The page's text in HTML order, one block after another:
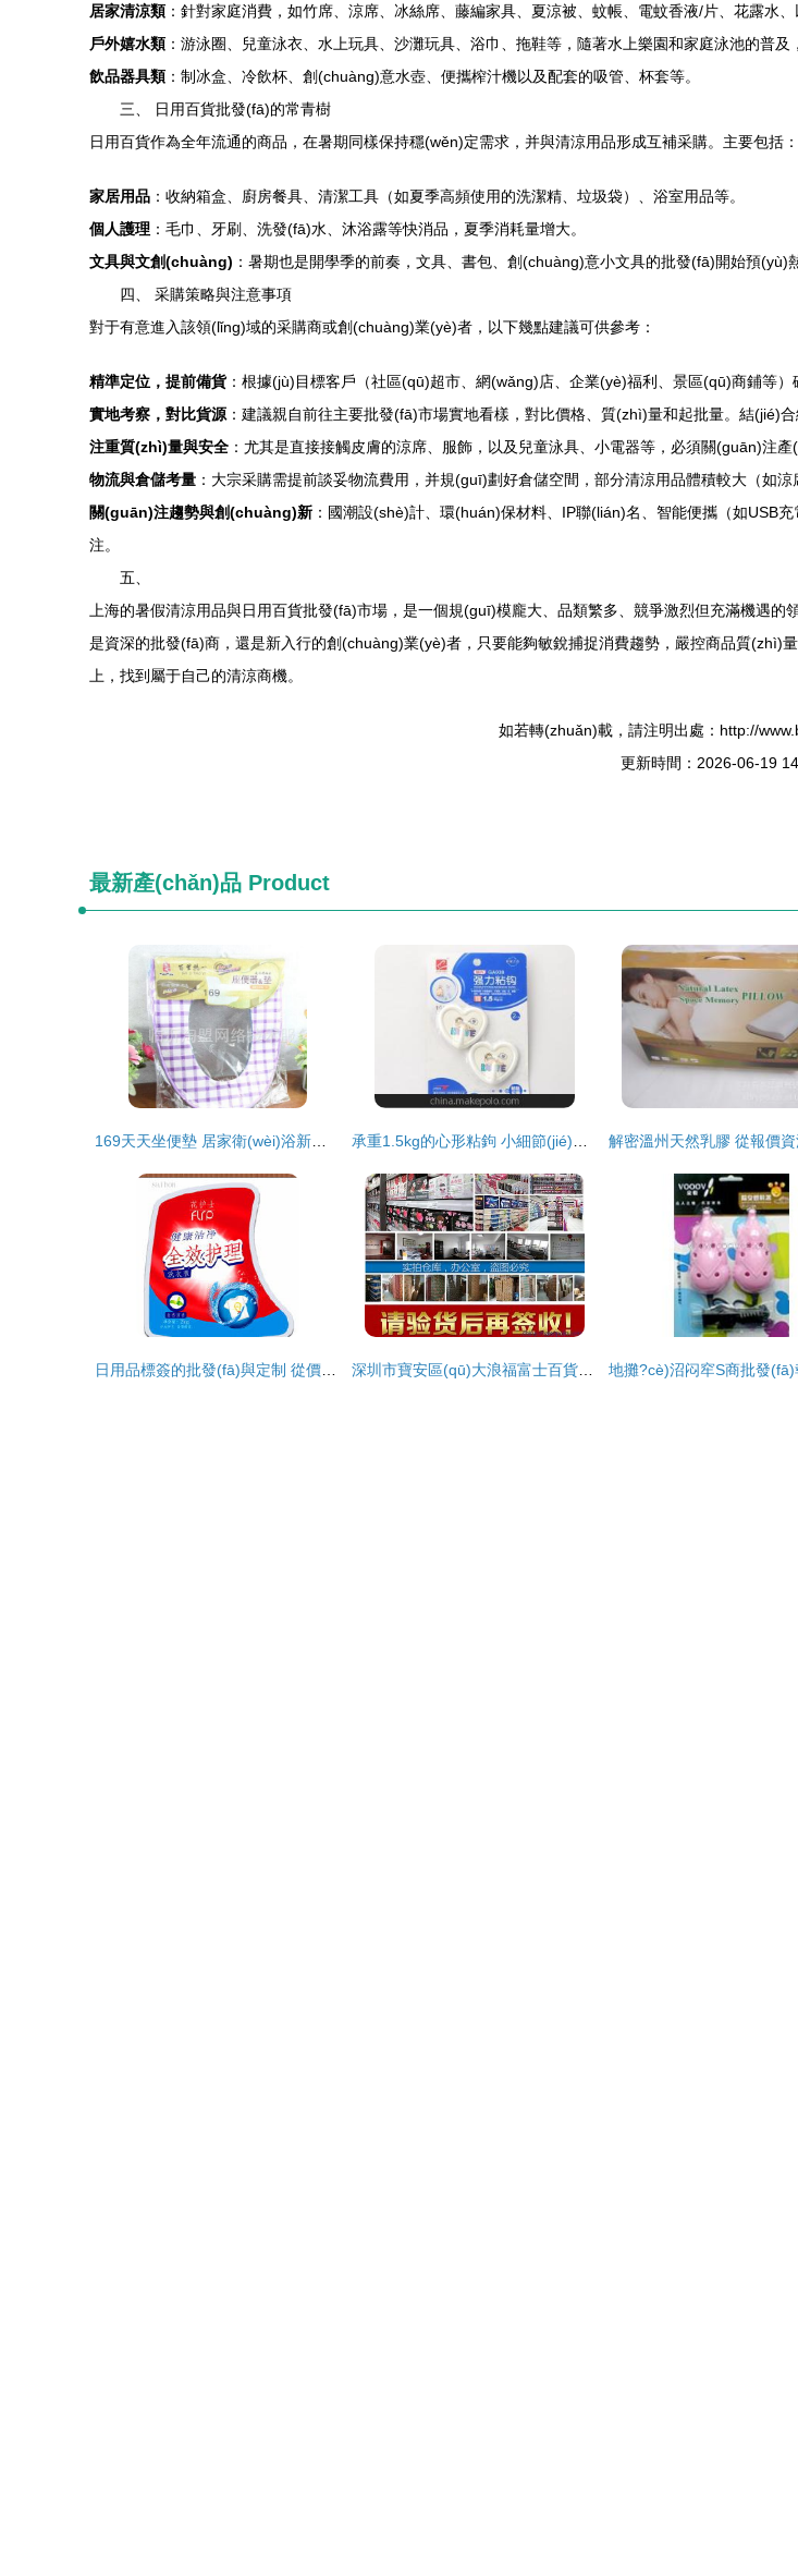
居家清涼類 ：針對家庭消費，如竹席、涼席、冰絲席、藤編家具、夏涼被、蚊帳、電蚊香液/片、花露水
戶外嬉水類 ：游泳圈、兒童泳衣、水上玩具、沙灘玩具、浴巾、拖鞋等，隨著水上樂園和家庭泳池的普及
飲品器具類 ：制冰盒、冷飲杯、創(chuàng)意水壺、便攜榨汁機以及配套的吸管、杯套等。
三、 日用百貨批發(fā)的常青樹
日用百貨作為全年流通的商品，在暑期同樣保持穩(wěn)定需求，并與清涼用品形成互補采購。主要包括：
家居用品 ：收納箱盒、廚房餐具、清潔工具（如夏季高頻使用的洗潔精、垃圾袋）、浴室用品等。
個人護理 ：毛巾、牙刷、洗發(fā)水、沐浴露等快消品，夏季消耗量增大。
文具與文創(chuàng) ：暑期也是開學季的前奏，文具、書包、創(chuàng)意小文具的批發(fā)開始預(yù)熱
四、 采購策略與注意事項
對于有意進入該領(lǐng)域的采購商或創(chuàng)業(yè)者，以下幾點建議可供參考：
精準定位，提前備貨：根據(jù)目標客戶（社區(qū)超市、網(wǎng)店、企業(yè)福利、景區(qū)商鋪等
實地考察，對比貨源 ：建議親自前往主要批發(fā)市場實地看樣，對比價格、質(zhì)量和起批量。結(jié)
注重質(zhì)量與安全 ：尤其是直接接觸皮膚的涼席、服飾，以及兒童泳具、小電器等，必須關(guān)注
物流與倉儲考量 ：大宗采購需提前談妥物流費用，并規(guī)劃好倉儲空間，部分清涼用品體積較大（如涼
關(guān)注趨勢與創(chuàng)新 ：國潮設(shè)計、環(huán)保材料、IP聯(lián)名、智能便攜（如USB
注。
五、
上海的暑假清涼用品與日用百貨批發(fā)市場，是一個規(guī)模龐大、品類繁多、競爭激烈但充滿機遇
是資深的批發(fā)商，還是新入行的創(chuàng)業(yè)者，只要能夠敏銳捕捉消費趨勢，嚴控商品質
上，找到屬于自己的清涼商機。
如若轉(zhuǎn)載，請注明出處：http://
更新時間：2026-06-19
最新產(chǎn)品 Product